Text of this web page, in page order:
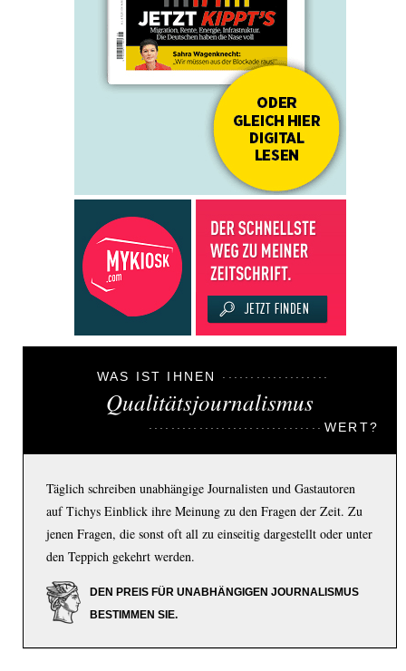
WAS IST IHNEN
Qualitätsjournalismus
WERT?
Täglich schreiben unabhängige Journalisten und Gastautoren
auf Tichys Einblick ihre Meinung zu den Fragen der Zeit. Zu
jenen Fragen, die sonst oft all zu einseitig dargestellt oder unter
den Teppich gekehrt werden.
DEN PREIS FÜR UNABHÄNGIGEN JOURNALISMUS
BESTIMMEN SIE.